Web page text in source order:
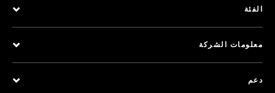
الفئة
معلومات الشركة
دعم